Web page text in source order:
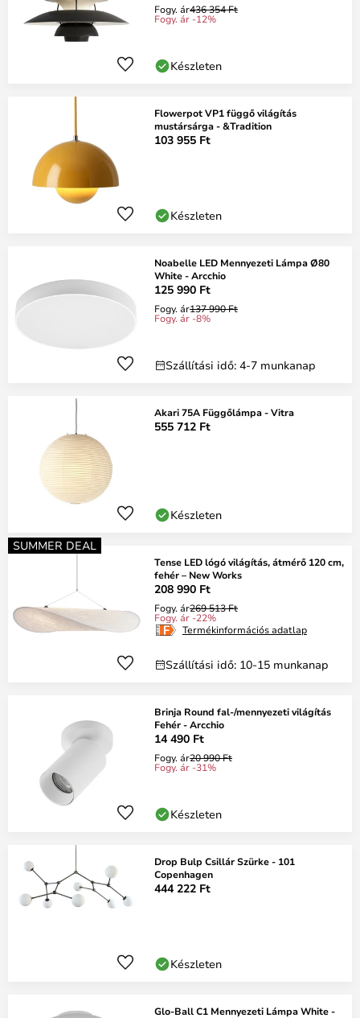
Fogy. ár436 354 Ft
Fogy. ár -12%
Készleten
Flowerpot VP1 függő világítás
mustársárga - &Tradition
103 955 Ft
Készleten
Noabelle LED Mennyezeti Lámpa Ø80
White - Arcchio
125 990 Ft
Fogy. ár137 990 Ft
Fogy. ár -8%
Szállítási idő: 4-7 munkanap
Akari 75A Függőlámpa - Vitra
555 712 Ft
Készleten
SUMMER DEAL
Tense LED lógó világítás, átmérő 120 cm,
fehér – New Works
208 990 Ft
Fogy. ár269 513 Ft
Fogy. ár -22%
Termékinformációs adatlap
Szállítási idő: 10-15 munkanap
Brinja Round fal-/mennyezeti világítás
Fehér - Arcchio
14 490 Ft
Fogy. ár20 990 Ft
Fogy. ár -31%
Készleten
Drop Bulp Csillár Szürke - 101
Copenhagen
444 222 Ft
Készleten
Glo-Ball C1 Mennyezeti Lámpa White -